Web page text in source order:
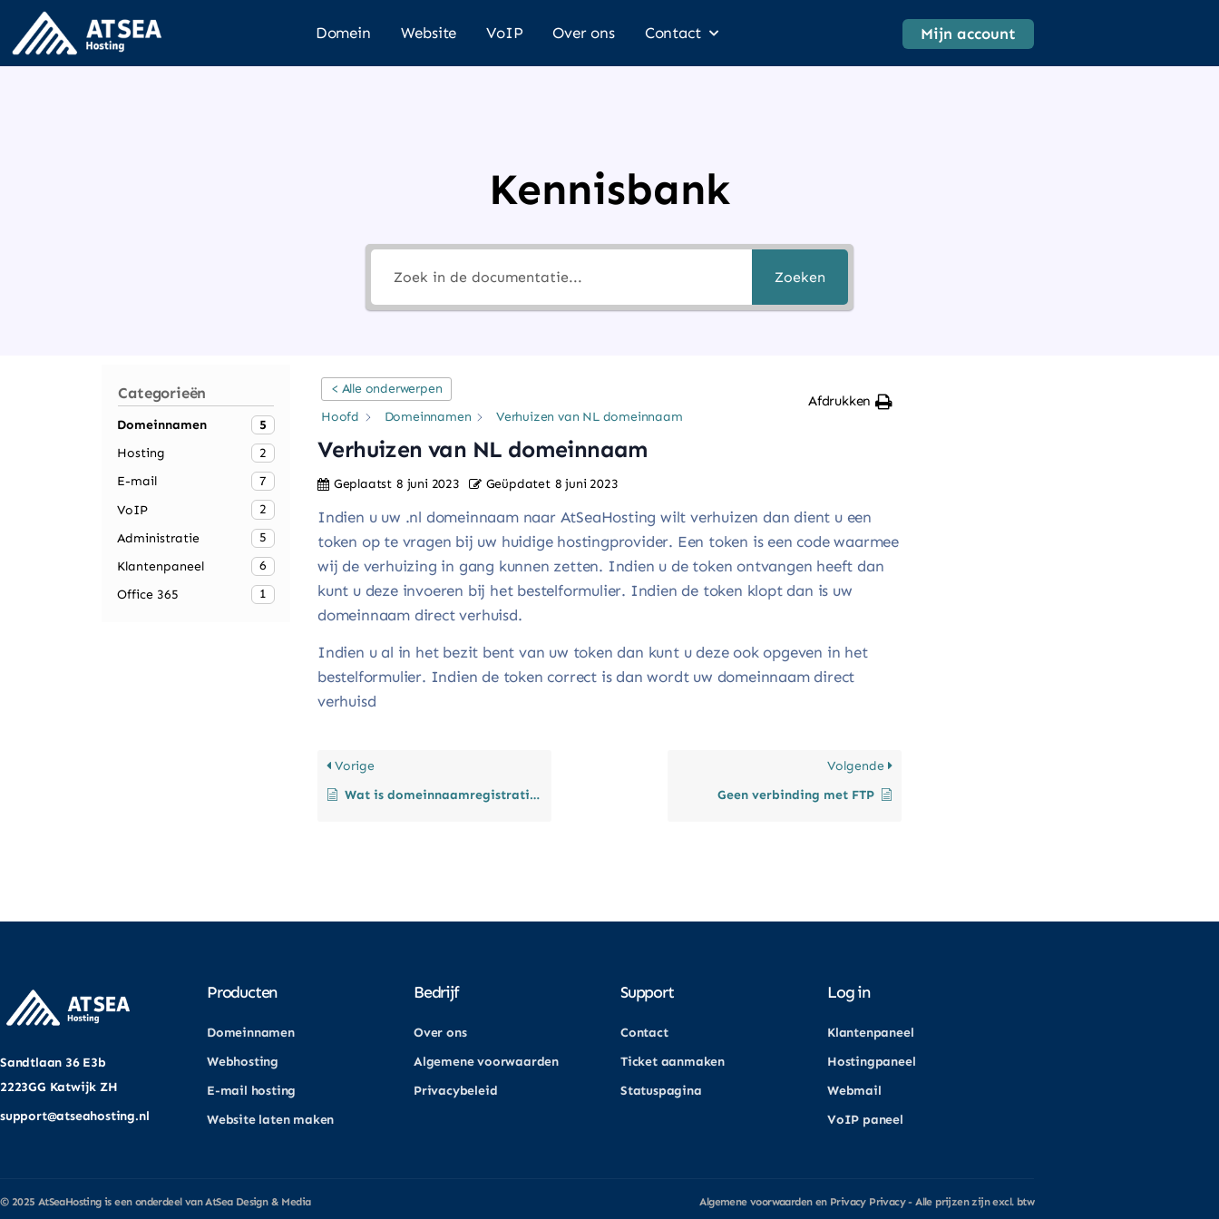
Domein Website VoIP Over ons Contact Mijn account
Kennisbank
Zoeken
Categorieën
Domeinnamen
5
Hosting
2
E-mail
7
VoIP
2
Administratie
5
Klantenpaneel
6
Office 365
1
< Alle onderwerpen
Hoofd
Domeinnamen Verhuizen van NL domeinnaam
Afdrukken
Verhuizen van NL domeinnaam
Geplaatst 8 juni 2023 Geüpdatet 8 juni 2023
Indien u uw .nl domeinnaam naar AtSeaHosting wilt verhuizen dan dient u een
token op te vragen bij uw huidige hostingprovider. Een token is een code waarmee
wij de verhuizing in gang kunnen zetten. Indien u de token ontvangen heeft dan
kunt u deze invoeren bij het bestelformulier. Indien de token klopt dan is uw
domeinnaam direct verhuisd.
Indien u al in het bezit bent van uw token dan kunt u deze ook opgeven in het
bestelformulier. Indien de token correct is dan wordt uw domeinnaam direct
verhuisd
Vorige
Wat is domeinnaamregistratie?
Volgende
Geen verbinding met FTP
Sandtlaan 36 E3b
2223GG Katwijk ZH
support@atseahosting.nl
Producten
Domeinnamen
Webhosting
E-mail hosting
Website laten maken
Bedrijf
Over ons
Algemene voorwaarden
Privacybeleid
Support
Contact
Ticket aanmaken
Statuspagina
Log in
Klantenpaneel
Hostingpaneel
Webmail
VoIP paneel
© 2025 AtSeaHostingis een onderdeel vanAtSea Design & Media Algemene voorwaardenen Privacy Privacy- Alle prijzen zijn excl. btw